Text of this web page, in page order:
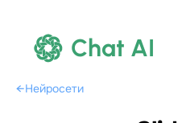
Chat AI
←Нейросети